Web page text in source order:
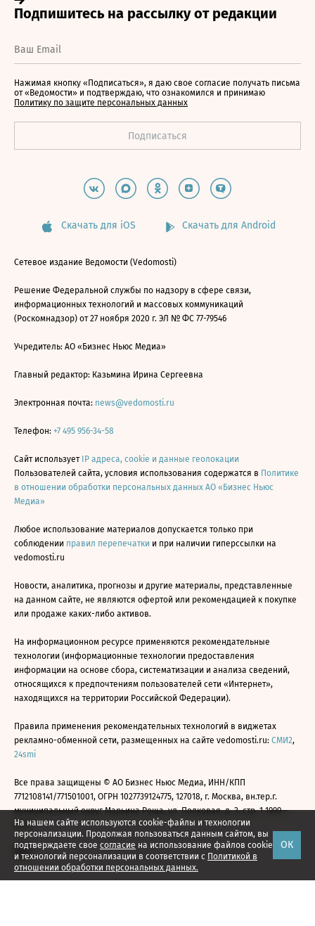
На нашем сайте используются cookie-файлы и технологии
персонализации. Продолжая пользоваться данным сайтом, вы
подтверждаете свое согласие на использование файлов cookie
и технологий персонализации в соответствии с Политикой в
отношении обработки персональных данных.
ОК
Нажимая кнопку «Подписаться», я даю свое согласие получать письма
от «Ведомости» и подтверждаю, что ознакомился и принимаю
Политику по защите персональных данных
Скачать для iOS Скачать для Android
Сетевое издание Ведомости (Vedomosti)
Решение Федеральной службы по надзору в сфере связи,
информационных технологий и массовых коммуникаций
(Роскомнадзор) от 27 ноября 2020 г. ЭЛ № ФС 77-79546
Учредитель: АО «Бизнес Ньюс Медиа»
Главный редактор: Казьмина Ирина Сергеевна
Электронная почта: news@vedomosti.ru
Телефон: +7 495 956-34-58
Сайт использует IP адреса, cookie и данные геолокации
Пользователей сайта, условия использования содержатся в Политике
в отношении обработки персональных данных АО «Бизнес Ньюс
Медиа»
Любое использование материалов допускается только при
соблюдении правил перепечатки и при наличии гиперссылки на
vedomosti.ru
Новости, аналитика, прогнозы и другие материалы, представленные
на данном сайте, не являются офертой или рекомендацией к покупке
или продаже каких-либо активов.
На информационном ресурсе применяются рекомендательные
технологии (информационные технологии предоставления
информации на основе сбора, систематизации и анализа сведений,
относящихся к предпочтениям пользователей сети «Интернет»,
находящихся на территории Российской Федерации).
Правила применения рекомендательных технологий в виджетах
рекламно-обменной сети, размещенных на сайте vedomosti.ru: СМИ2,
24smi
Все права защищены © АО Бизнес Ньюс Медиа, ИНН/КПП
7712108141/771501001, ОГРН 1027739124775, 127018, г. Москва, вн.тер.г.
муниципальный округ Марьина Роща, ул. Полковая, д. 3, стр. 1 1999—
2026